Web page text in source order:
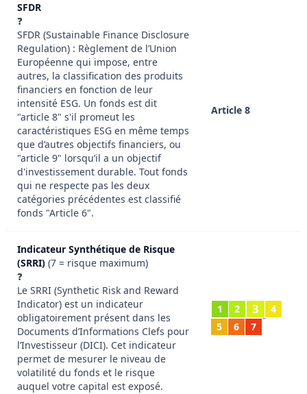
SFDR
❓
SFDR (Sustainable Finance Disclosure
Regulation) : Règlement de l’Union
Européenne qui impose, entre
autres, la classification des produits
financiers en fonction de leur
intensité ESG. Un fonds est dit
"article 8" s'il promeut les
caractéristiques ESG en même temps
que d’autres objectifs financiers, ou
"article 9" lorsqu’il a un objectif
d'investissement durable. Tout fonds
qui ne respecte pas les deux
catégories précédentes est classifié
fonds "Article 6".
Article 8
Indicateur Synthétique de Risque
(SRRI) (7 = risque maximum)
❓
Le SRRI (Synthetic Risk and Reward
Indicator) est un indicateur
obligatoirement présent dans les
Documents d’Informations Clefs pour
l’Investisseur (DICI). Cet indicateur
permet de mesurer le niveau de
volatilité du fonds et le risque
auquel votre capital est exposé.
1 2 3
4
5
6 7